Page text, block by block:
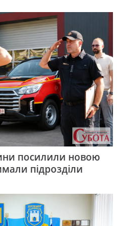
посилили новою
підрозділи